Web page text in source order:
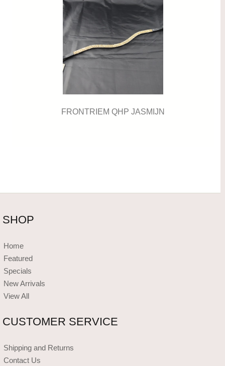
FRONTRIEM QHP JASMIJN
SHOP
Home
Featured
Specials
New Arrivals
View All
CUSTOMER SERVICE
Shipping and Returns
Contact Us